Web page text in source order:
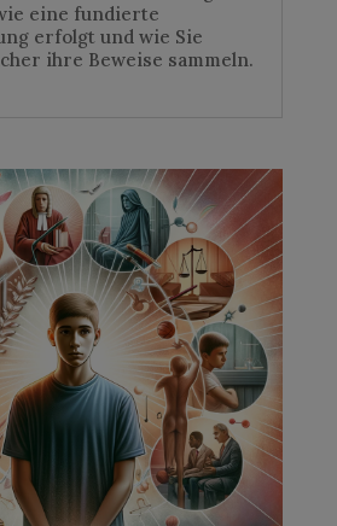
eine fundierte
erfolgt und wie Sie
ihre Beweise sammeln.